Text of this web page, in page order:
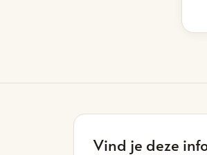
Vind je deze